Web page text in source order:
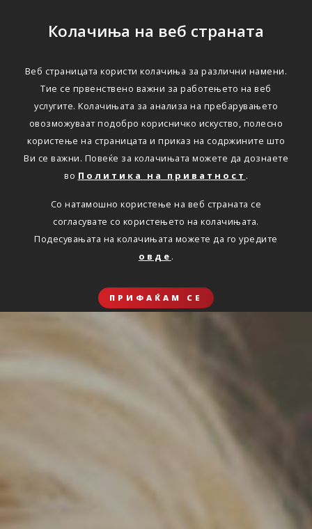
Колачиња на веб страната
Веб страницата користи колачиња за различни намени.
Тие се првенствено важни за работењето на веб
услугите. Колачињата за анализа на пребарувањето
овозможуваат подобро корисничко искуство, полесно
користење на страницата и приказ на содржините што
Ви се важни. Повеќе за колачињата можете да дознаете
во Политика на приватност .
Со натамошно користење на веб страната се
согласувате со користењето на колачињата.
Подесувањата на колачињата можете да го уредите
овде .
ПРИФАЌАМ СЕ